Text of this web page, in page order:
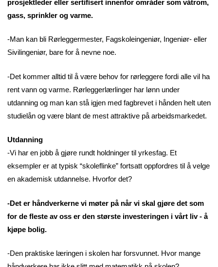
prosjektleder eller sertifisert innenfor områder som våtrom,
gass, sprinkler og varme.
-Man kan bli Rørleggermester, Fagskoleingeniør, Ingeniør- eller
Sivilingeniør, bare for å nevne noe.
-Det kommer alltid til å være behov for rørleggere fordi alle vil ha
rent vann og varme. Rørleggerlærlinger har lønn under
utdanning og man kan stå igjen med fagbrevet i hånden helt uten
studielån og være blant de mest attraktive på arbeidsmarkedet.
Utdanning
-Vi har en jobb å gjøre rundt holdninger til yrkesfag. Et
eksempler er at typisk “skoleflinke” fortsatt oppfordres til å velge
en akademisk utdannelse. Hvorfor det?
-Det er håndverkerne vi møter på når vi skal gjøre det som
for de fleste av oss er den største investeringen i vårt liv - å
kjøpe bolig.
-Den praktiske læringen i skolen har forsvunnet. Hvor mange